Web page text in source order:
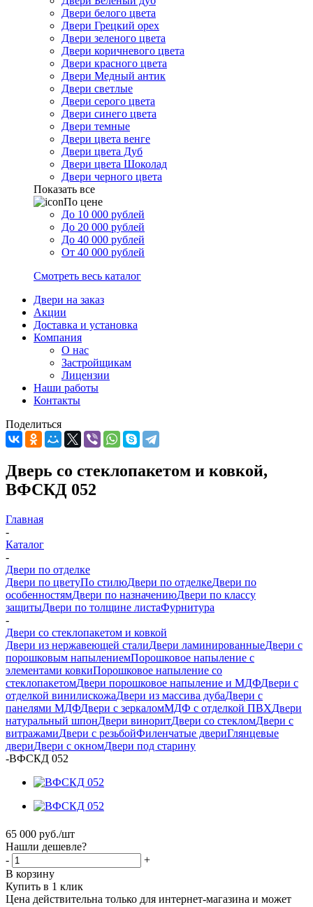
Двери белого цвета
Двери Грецкий орех
Двери зеленого цвета
Двери коричневого цвета
Двери красного цвета
Двери Медный антик
Двери светлые
Двери серого цвета
Двери синего цвета
Двери темные
Двери цвета венге
Двери цвета Дуб
Двери цвета Шоколад
Двери черного цвета
Показать все
По цене
До 10 000 рублей
До 20 000 рублей
До 40 000 рублей
От 40 000 рублей
Смотреть весь каталог
Двери на заказ
Акции
Доставка и установка
Компания
О нас
Застройщикам
Лицензии
Наши работы
Контакты
Поделиться
Дверь со стеклопакетом и ковкой,
ВФСКД 052
Главная
-
Каталог
-
Двери по отделке
Двери по цветуПо стилюДвери по отделкеДвери по
особенностямДвери по назначениюДвери по классу
защитыДвери по толщине листаФурнитура
-
Двери со стеклопакетом и ковкой
Двери из нержавеющей сталиДвери ламинированныеДвери с
порошковым напылениемПорошковое напыление с
элементами ковкиПорошковое напыление со
стеклопакетомДвери порошковое напыление и МДФДвери с
отделкой винилискожаДвери из массива дубаДвери с
панелями МДФДвери с зеркаломМДФ с отделкой ПВХДвери
натуральный шпонДвери виноритДвери со стекломДвери с
витражамиДвери с резьбойФиленчатые двериГлянцевые
двериДвери с окномДвери под старину
-ВФСКД 052
65 000 руб./шт
Нашли дешевле?
-
+
В корзину
Купить в 1 клик
Цена действительна только для интернет-магазина и может